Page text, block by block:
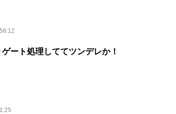
ート処理しててツンデレか！